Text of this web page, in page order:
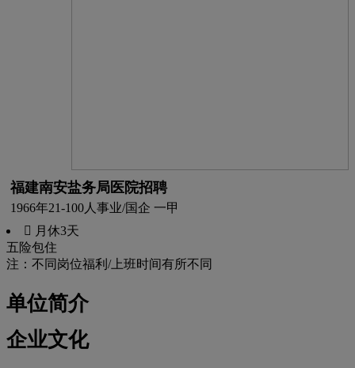
福建南安盐务局医院招聘
1966年21-100人 事业/国企 一甲
 月休3天
五险包住
注：不同岗位福利/上班时间有所不同
单位简介
企业文化